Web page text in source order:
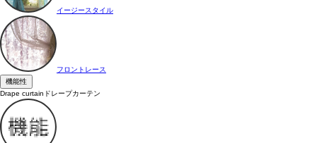
イージースタイル
フロントレース
機能性
Drape curtain ドレープカーテン